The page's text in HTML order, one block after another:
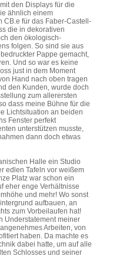
den Displays für die
ähnlich einem
CB.e für das Faber-Castell-
die in dekorativen
den ökologisch-
folgen. So sind sie aus
Pappe gemacht,
Und so war es keine
just in dem Moment
Hand nach oben tragen
den Kunden, wurde doch
zum allerersten
dass meine Bühne für die
Lichtsituation an beiden
Fenster perfekt
unterstützen musste,
dann doch etwas
Halle ein Studio
edlen Tafeln vor weißem
Platz war schon ein
eher enge Verhältnisse
und mehr! Wo sonst
aufbauen, an
zum Vorbeilaufen hat!
Understatement meiner
Arbeiten, von
haben. Da machte es
dabei hatte, um auf alle
Schlosses und seiner